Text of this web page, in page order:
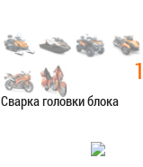
Сварка головки блока
Сварочные